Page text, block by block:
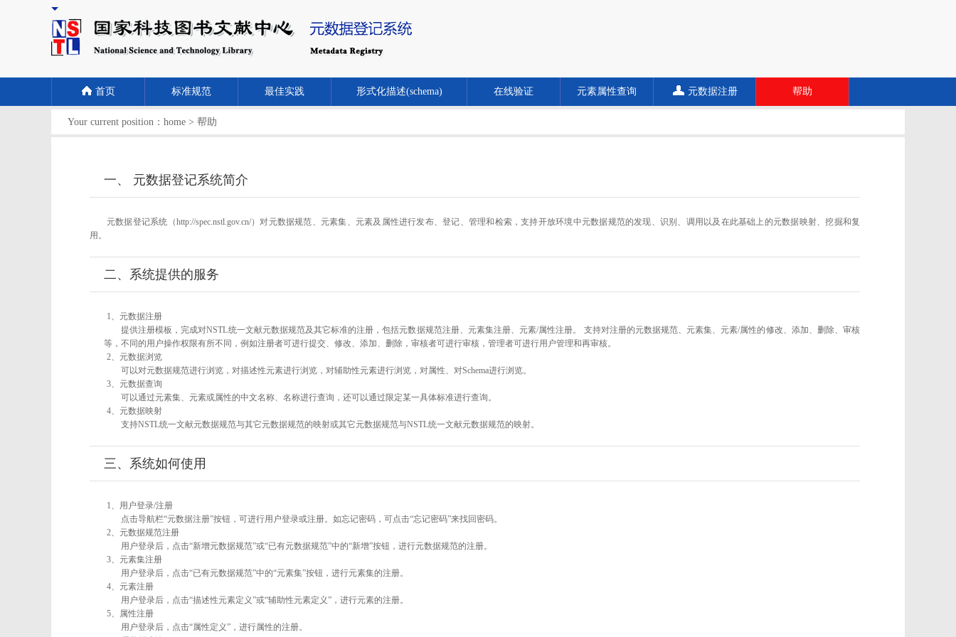
首页 标准规范 最佳实践 形式化描述(schema) 在线验证 元素属性查询 元数据注册 帮助
Your current position： home > 帮助
一、 元数据登记系统简介
元数据登记系统（http://spec.nstl.gov.cn/）对元数据规范、元素集、元素及属性进行发布、登记、管理和检索，支持开放环境中元数据规范的发现、识别、调用以及在此基础上的元数据映射、挖掘和复
用。
二、系统提供的服务
1、元数据注册
提供注册模板，完成对NSTL统一文献元数据规范及其它标准的注册，包括元数据规范注册、元素集注册、元素/属性注册。 支持对注册的元数据规范、元素集、元素/属性的修改、添加、删除、审核
等，不同的用户操作权限有所不同，例如注册者可进行提交、修改、添加、删除，审核者可进行审核，管理者可进行用户管理和再审核。
2、元数据浏览
可以对元数据规范进行浏览，对描述性元素进行浏览，对辅助性元素进行浏览，对属性、对Schema进行浏览。
3、元数据查询
可以通过元素集、元素或属性的中文名称、名称进行查询，还可以通过限定某一具体标准进行查询。
4、元数据映射
支持NSTL统一文献元数据规范与其它元数据规范的映射或其它元数据规范与NSTL统一文献元数据规范的映射。
三、系统如何使用
1、用户登录/注册
点击导航栏“元数据注册”按钮，可进行用户登录或注册。如忘记密码，可点击“忘记密码”来找回密码。
2、元数据规范注册
用户登录后，点击“新增元数据规范”或“已有元数据规范”中的“新增”按钮，进行元数据规范的注册。
3、元素集注册
用户登录后，点击“已有元数据规范”中的“元素集”按钮，进行元素集的注册。
4、元素注册
用户登录后，点击“描述性元素定义”或“辅助性元素定义”，进行元素的注册。
5、属性注册
用户登录后，点击“属性定义”，进行属性的注册。